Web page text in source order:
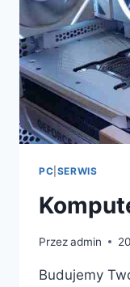
PC SERWIS
Przezadmin
Budujemy